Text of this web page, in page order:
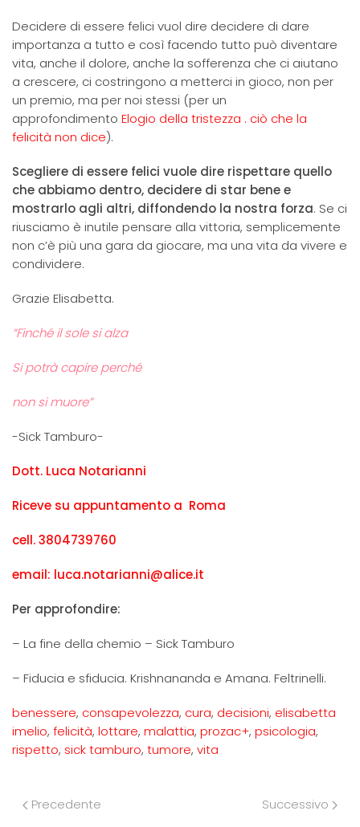
Decidere di essere felici vuol dire decidere di dare
importanza a tutto e così facendo tutto può diventare
vita, anche il dolore, anche la sofferenza che ci aiutano
a crescere, ci costringono a metterci in gioco, non per
un premio, ma per noi stessi (per un
approfondimento Elogio della tristezza . ciò che la
felicità non dice).
Scegliere di essere felici vuole dire rispettare quello
che abbiamo dentro, decidere di star bene e
mostrarlo agli altri, diffondendo la nostra forza. Se ci
riusciamo è inutile pensare alla vittoria, semplicemente
non c’è più una gara da giocare, ma una vita da vivere e
condividere.
Grazie Elisabetta.
“Finché il sole si alza
Si potrà capire perché
non si muore”
-Sick Tamburo-
Dott. Luca Notarianni
Riceve su appuntamento a Roma
cell. 3804739760
email: luca.notarianni@alice.it
Per approfondire:
– La fine della chemio – Sick Tamburo
– Fiducia e sfiducia. Krishnananda e Amana. Feltrinelli.
benessere, consapevolezza, cura, decisioni, elisabetta
imelio, felicità, lottare, malattia, prozac+, psicologia,
rispetto, sick tamburo, tumore, vita
Precedente Successivo